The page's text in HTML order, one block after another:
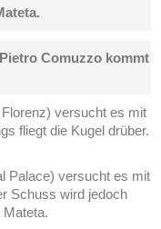
Comuzzo kommt
versucht es mit
fliegt die Kugel drüber.
Palace) versucht es mit
Schuss wird jedoch
Mateta.